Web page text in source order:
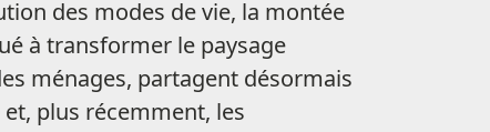
des modes de vie, la montée
à transformer le paysage
ménages, partagent désormais
plus récemment, les